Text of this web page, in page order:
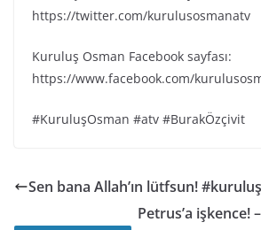
https://twitter.com/kurulusosmanatv
Kuruluş Osman Facebook sayfası:
https://www.facebook.com/
#KuruluşOsman #atv #BurakÖzçivit
Sen bana Allah’ın lütfsun!
Petrus’a işkence!